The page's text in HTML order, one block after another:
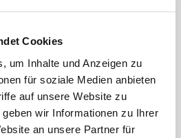
Cookies
um Inhalte und Anzeigen zu
für soziale Medien anbieten
auf unsere Website zu
wir Informationen zu Ihrer
an unsere Partner für
Ik gebruik deze als